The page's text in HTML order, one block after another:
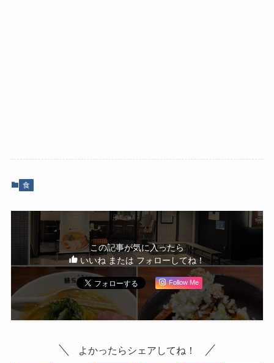
食
この記事が気に入ったら
いいね または フォローしてね！
Follow Me
よかったらシェアしてね！